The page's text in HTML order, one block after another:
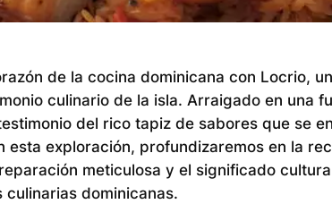
de la cocina dominicana con Locrio,
culinario de la isla. Arraigado en una
del rico tapiz de sabores que se
esta exploración, profundizaremos en la
meticulosa y el significado
dominicanas.